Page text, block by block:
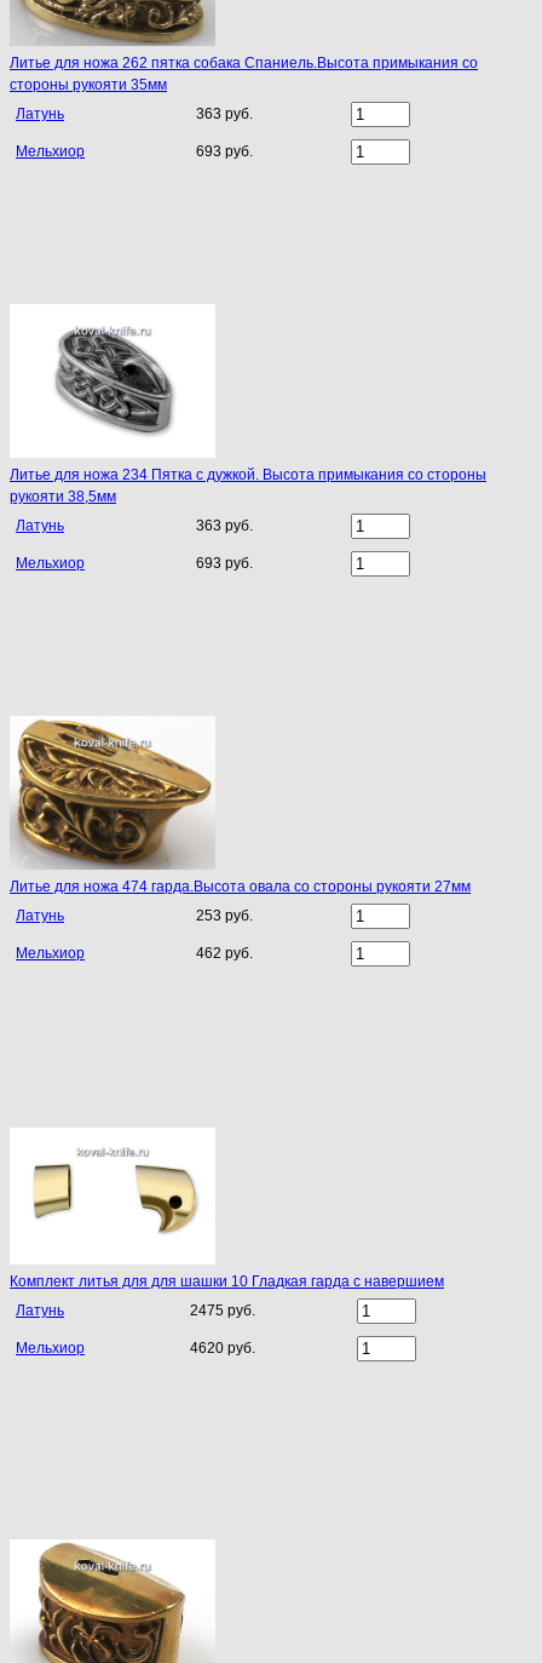
Литье для ножа 262 пятка собака Спаниель.Высота примыкания со
стороны рукояти 35мм
Латунь
363 руб.
Мельхиор 693 руб.
Литье для ножа 234 Пятка с дужкой. Высота примыкания со стороны
рукояти 38,5мм
Латунь
363 руб.
Мельхиор 693 руб.
Литье для ножа 474 гарда.Высота овала со стороны рукояти 27мм
Латунь
253 руб.
Мельхиор 462 руб.
Комплект литья для для шашки 10 Гладкая гарда с навершием
Латунь
2475 руб.
Мельхиор 4620 руб.